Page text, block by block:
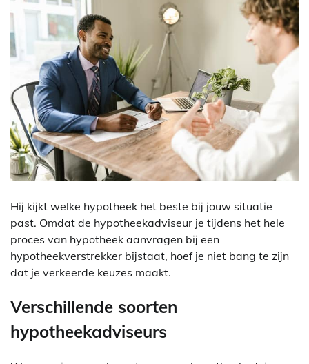
Hij kijkt welke hypotheek het beste bij jouw situatie
past. Omdat de hypotheekadviseur je tijdens het hele
proces van hypotheek aanvragen bij een
hypotheekverstrekker bijstaat, hoef je niet bang te zijn
dat je verkeerde keuzes maakt.
Verschillende soorten
hypotheekadviseurs